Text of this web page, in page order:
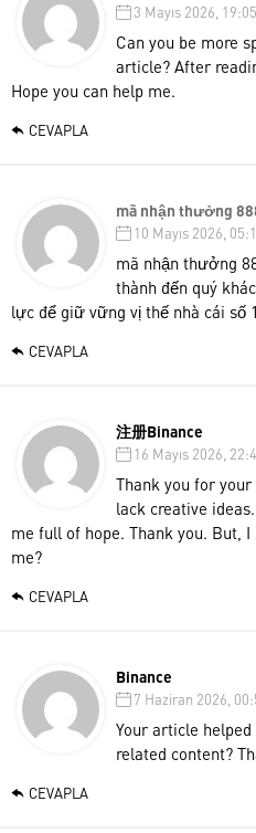
3 Mayıs 2026, 19:05
Can you be more
article? After
Hope you can help me.
CEVAPLA
mã nhận thưởng
10 Mayıs 2026,
mã nhận thưởng
thành đến quý
lực để giữ vững vị thế nhà cái số
CEVAPLA
注册Binance
16 Mayıs 2026,
Thank you for
lack creative
me full of hope. Thank you. But,
me?
CEVAPLA
Binance
7 Haziran 2026,
Your article
related content?
CEVAPLA